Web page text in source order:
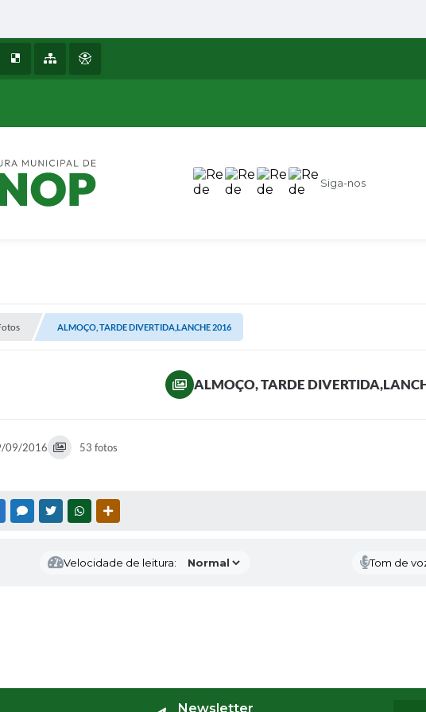
Siga-nos
ALMOÇO, TARDE DIVERTIDA,LANCHE 2016
ALMOÇO, TARDE
09/2016 53 fotos
FACEBOOKMESSENGER
TWITTERWHATSAPP
Velocidade de leitura: Tom de
Newsletter